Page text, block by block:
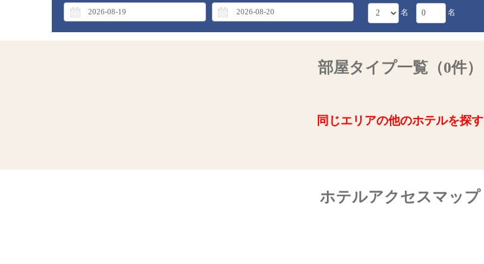
名
名
部屋タイプ一覧（0件）
同じエリアの他のホテルを探す
ホテルアクセスマップ